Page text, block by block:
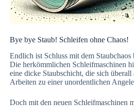
Bye bye Staub! Schleifen ohne Chaos!
Endlich ist Schluss mit dem
Die herkömmlichen Schleifmaschinen
eine dicke Staubschicht, die sich überall
Arbeiten zu einer unordentlichen
Doch mit den neuen Schleifmaschinen